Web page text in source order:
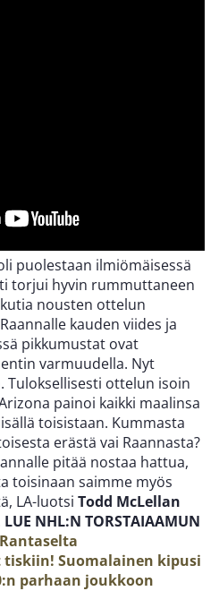
puolestaan ilmiömäisessä
torjui hyvin rummuttaneen
nousten ottelun
kauden viides ja
pikkumustat ovat
varmuudella. Nyt
Tuloksellisesti ottelun isoin
painoi kaikki maalinsa
toisistaan. Kummasta
erästä vai Raannasta?
pitää nostaa hattua,
toisinaan saimme myös
LA-luotsi Todd McLellan
LUE NHL:N TORSTAIAAMUN
Suomalainen kipusi
parhaan joukkoon